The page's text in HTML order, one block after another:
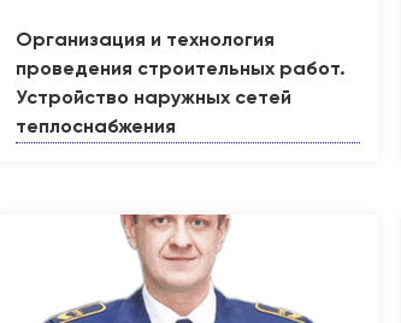
Организация и технология
проведения строительных работ.
Устройство наружных сетей
теплоснабжения